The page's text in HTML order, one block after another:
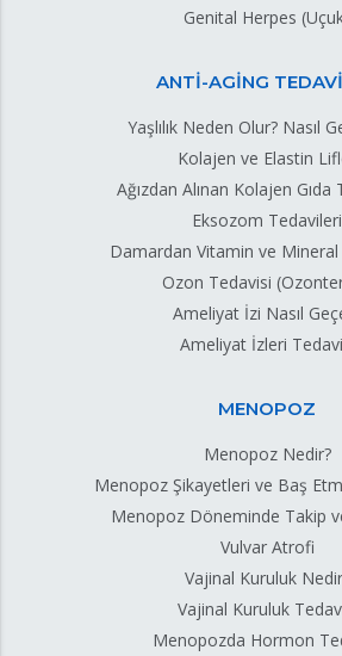
Genital Herpes
ANTİ-AGİNG
Yaşlılık Neden Olur? Nasıl
Kolajen ve Elastin
Ağızdan Alınan Kolajen Gıda
Eksozom Tedavileri
Damardan Vitamin ve Mineral
Ozon Tedavisi
Ameliyat İzi Nasıl
Ameliyat İzleri
MENOPOZ
Menopoz Nedir?
Menopoz Şikayetleri ve Baş
Menopoz Döneminde Takip
Vulvar Atrofi
Vajinal Kuruluk
Vajinal Kuruluk
Menopozda Hormon